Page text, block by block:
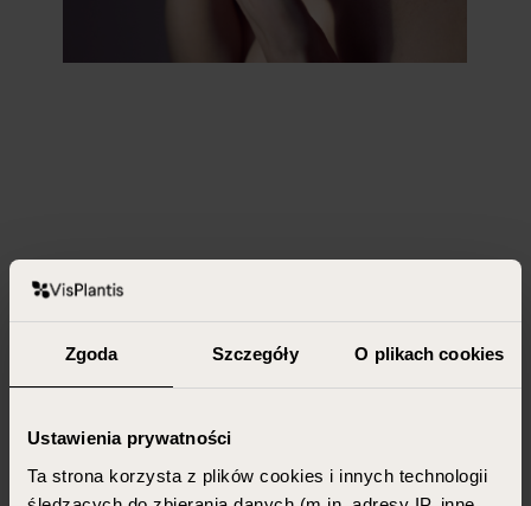
Zgoda Szczegóły O plikach cookies
Ustawienia prywatności
Ta strona korzysta z plików cookies i innych technologii